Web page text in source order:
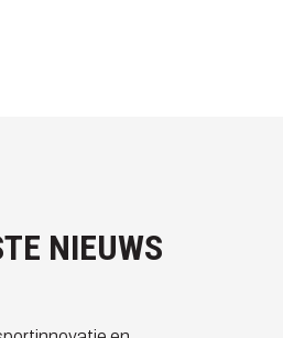
NIEUWS